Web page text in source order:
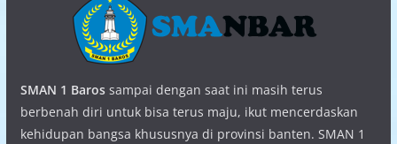
SMAN 1 Barossampai dengan saat ini masih terus
berbenah diri untuk bisa terus maju, ikut mencerdaskan
kehidupan bangsa khususnya di provinsi banten. SMAN 1